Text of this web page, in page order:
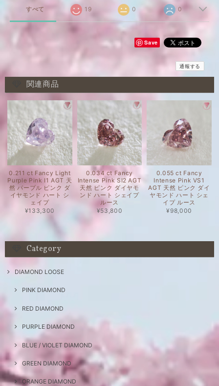
すべて 19 0 0
Save
通報する
関連商品
0.211 ct Fancy Light
Purple Pink I1 AGT 天
然 パープル ピンク ダ
イヤモンド ハート シ
ェイプ
¥133,300
0.034 ct Fancy
Intense Pink SI2 AGT
天然 ピンク ダイヤモ
ンド ハート シェイプ
ルース
¥53,800
0.055 ct Fancy
Intense Pink VS1
AGT 天然 ピンク ダイ
ヤモンド ハート シェ
イプ ルース
¥98,000
Category
DIAMOND LOOSE
PINK DIAMOND
RED DIAMOND
PURPLE DIAMOND
BLUE / VIOLET DIAMOND
GREEN DIAMOND
ORANGE DIAMOND